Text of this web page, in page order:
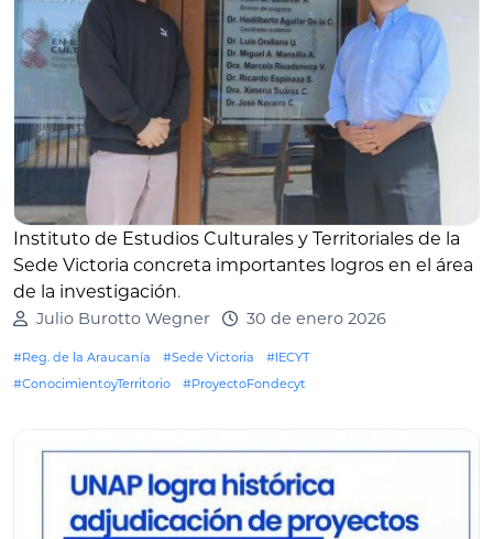
Instituto de Estudios Culturales y Territoriales de la
Sede Victoria concreta importantes logros en el área
de la investigación.
Julio Burotto Wegner 30 de enero 2026
#Reg. de la Araucanía #Sede Victoria
#IECYT
#ConocimientoyTerritorio
#ProyectoFondecyt